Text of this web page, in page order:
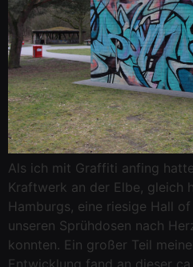
Als ich mit Graffiti anfing
Kraftwerk an der Elbe, gleich
Hamburgs, eine riesige Hall
unseren Sprühdosen nach
konnten. Ein großer Teil
Entwicklung fand an dieser